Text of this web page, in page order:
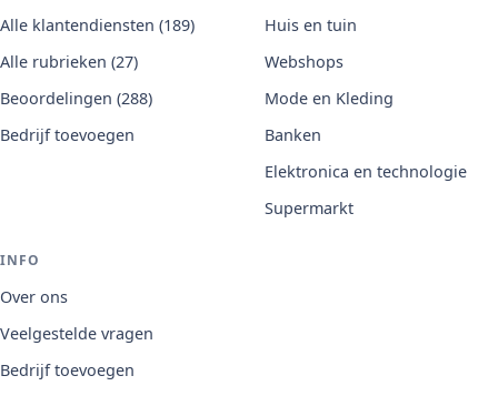
Alle klantendiensten (189)
Alle rubrieken (27)
Beoordelingen (288)
Bedrijf toevoegen
Huis en tuin
Webshops
Mode en Kleding
Banken
Elektronica en technologie
Supermarkt
INFO
Over ons
Veelgestelde vragen
Bedrijf toevoegen